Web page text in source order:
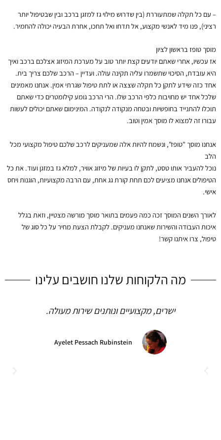
– עם כל תקלה שמתעוררת (בין שדרוש מילוי גז למזגן ברכב ובין שבטיפול יותר
רציני), פנו מיד לאנשי מקצוע, אל תדחו ואל תחכו, אחרת הבעיה יכולה להחמיר.
מוסך טופז בראשון לציון
אז עכשיו, אחרי שאתם יודעים קצת יותר טוב על מערכת המיזוג אצלכם ברכב ואיך
היא עובדת, הסיכוי שתשמרו עליה תקינה עולה. ועדיין – הרכב שלכם צריך בית.
אחד כזה שידע לתקן כל תקלה שצצה או לתת טיפול שגרתי אמין. אנחנו מאמינים
שלכל אחד יש מחויבות כלפי הרכב שלו. הרי הרכב גומע קילומטרים כדי שאתם
תוכלו להתנייד בחופשיות ובטחה מנקודה לנקודה. המינימום שאתם יכולים לעשות
עבורו זה למצוא לו מוסך אמין וטוב.
אנחנו מוסך "טופז", ונשמח להיות אלה שמעניקים לרכב שלכם טיפול מקצועי מכל
הלב
נוכל להעביר אותו טסט, לתקן לו בעיות של מיזוג אוויר, למלא גז במזגן ועוד. את כל
הטיפולים אנחנו מציעים לכם תחת קורת גג אחת, עם הרבה מקצועיות, הוגנות ויחס
אישי.
לאורך השנים המוסך זכה כמה פעמים בתואר מוסך מורשה מצטיין, וזאת בגלל
איכות העבודה והשירות שאנחנו מעניקים. לקבלת הצעת מחיר על כל סוג של
טיפול, צרו איתנו קשר!
מה הלקוחות שלנו חושבים עלינו
ישרים, מקצועיים ונותנים שירות מעולה.
Ayelet Pessach Rubinstein